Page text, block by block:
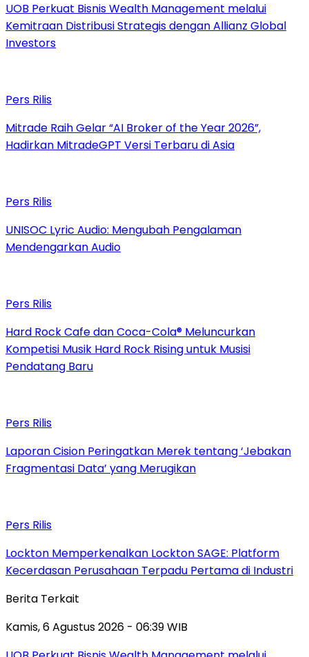
UOB Perkuat Bisnis Wealth Management melalui
Kemitraan Distribusi Strategis dengan Allianz Global
Investors
Pers Rilis
Mitrade Raih Gelar “AI Broker of the Year 2026”,
Hadirkan MitradeGPT Versi Terbaru di Asia
Pers Rilis
UNISOC Lyric Audio: Mengubah Pengalaman
Mendengarkan Audio
Pers Rilis
Hard Rock Cafe dan Coca-Cola® Meluncurkan
Kompetisi Musik Hard Rock Rising untuk Musisi
Pendatang Baru
Pers Rilis
Laporan Cision Peringatkan Merek tentang ‘Jebakan
Fragmentasi Data’ yang Merugikan
Pers Rilis
Lockton Memperkenalkan Lockton SAGE: Platform
Kecerdasan Perusahaan Terpadu Pertama di Industri
Berita Terkait
Kamis, 6 Agustus 2026 - 06:39 WIB